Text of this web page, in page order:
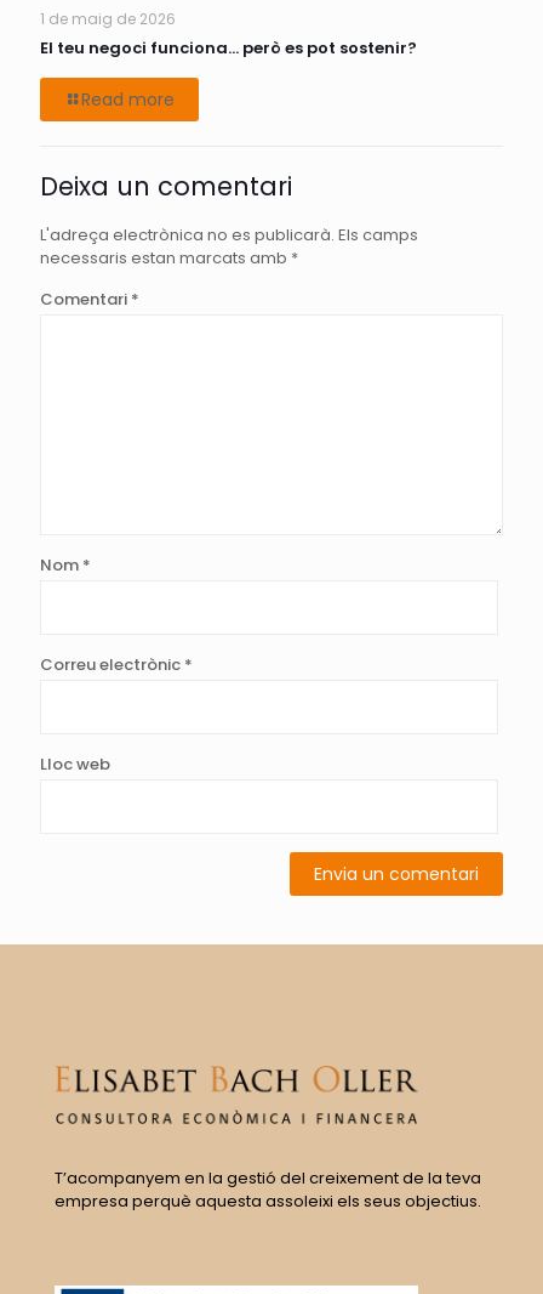
1 de maig de 2026
El teu negoci funciona… però es pot sostenir?
Read more
Deixa un comentari
L'adreça electrònica no es publicarà. Els camps
necessaris estan marcats amb *
Comentari *
Nom *
Correu electrònic *
Lloc web
T’acompanyem en la gestió del creixement de la teva
empresa perquè aquesta assoleixi els seus objectius.